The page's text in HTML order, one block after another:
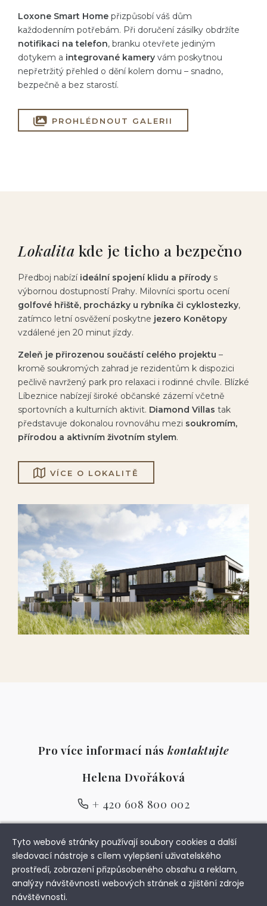
Loxone Smart Home přizpůsobí váš dům
každodenním potřebám. Při doručení zásilky obdržíte
notifikaci na telefon, branku otevřete jediným
dotykem a integrované kamery vám poskytnou
nepřetržitý přehled o dění kolem domu – snadno,
bezpečně a bez starostí.
PROHLÉDNOUT GALERII
Lokalita kde je ticho a bezpečno
Předboj nabízí ideální spojení klidu a přírody s
výbornou dostupností Prahy. Milovníci sportu ocení
golfové hřiště, procházky u rybníka či cyklostezky,
zatímco letní osvěžení poskytne jezero Konětopy
vzdálené jen 20 minut jízdy.
Zeleň je přirozenou součástí celého projektu –
kromě soukromých zahrad je rezidentům k dispozici
pečlivě navržený park pro relaxaci i rodinné chvíle. Blízké
Líbeznice nabízejí široké občanské zázemí včetně
sportovních a kulturních aktivit. Diamond Villas tak
představuje dokonalou rovnováhu mezi soukromím,
přírodou a aktivním životním stylem.
VÍCE O LOKALITĚ
Pro více informací nás kontaktujte
Helena Dvořáková
+ 420 608 800 002
Tyto webové stránky používají soubory cookies a další
sledovací nástroje s cílem vylepšení uživatelského
prostředí, zobrazení přizpůsobeného obsahu a reklam,
analýzy návštěvnosti webových stránek a zjištění zdroje
návštěvnosti.